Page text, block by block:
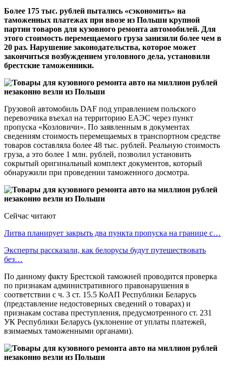
Более 175 тыс. рублей пытались «сэкономить» на
таможенных платежах при ввозе из Польши крупной
партии товаров для кузовного ремонта автомобилей. Для
этого стоимость перемещаемого груза занизили более чем в
20 раз. Нарушение законодательства, которое может
закончиться возбуждением уголовного дела, установили
брестские таможенники.
Грузовой автомобиль DAF под управлением польского
перевозчика въехал на территорию ЕАЭС через пункт
пропуска «Козловичи». По заявленным в документах
сведениям стоимость перемещаемых в транспортном средстве
товаров составляла более 48 тыс. рублей. Реальную стоимость
груза, а это более 1 млн. рублей, позволил установить
сокрытый оригинальный комплект документов, который
обнаружили при проведении таможенного досмотра.
Сейчас читают
Литва планирует закрыть два пункта пропуска на границе с…
Эксперты рассказали, как белорусы будут путешествовать
без…
По данному факту Брестской таможней проводится проверка
по признакам административного правонарушения в
соответствии с ч. 3 ст. 15.5 КоАП Республики Беларусь
(представление недостоверных сведений о товарах) и
признакам состава преступления, предусмотренного ст. 231
УК Республики Беларусь (уклонение от уплаты платежей,
взимаемых таможенными органами).